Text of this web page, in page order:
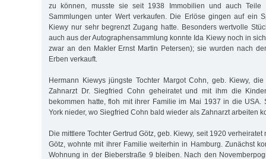
zu können, musste sie seit 1938 Immobilien und auch Teile
Sammlungen unter Wert verkaufen. Die Erlöse gingen auf ein
Kiewy nur sehr begrenzt Zugang hatte. Besonders wertvolle
auch aus der Autographensammlung konnte Ida Kiewy noch in
zwar an den Makler Ernst Martin Petersen); sie wurden nach
Erben verkauft.
Hermann Kiewys jüngste Tochter Margot Cohn, geb. Kiewy,
Zahnarzt Dr. Siegfried Cohn geheiratet und mit ihm die
bekommen hatte, floh mit ihrer Familie im Mai 1937 in die USA.
York nieder, wo Siegfried Cohn bald wieder als Zahnarzt arbeiten
Die mittlere Tochter Gertrud Götz, geb. Kiewy, seit 1920 verheiratet
Götz, wohnte mit ihrer Familie weiterhin in Hamburg. Zunächst
Wohnung in der Bieberstraße 9 bleiben. Nach den